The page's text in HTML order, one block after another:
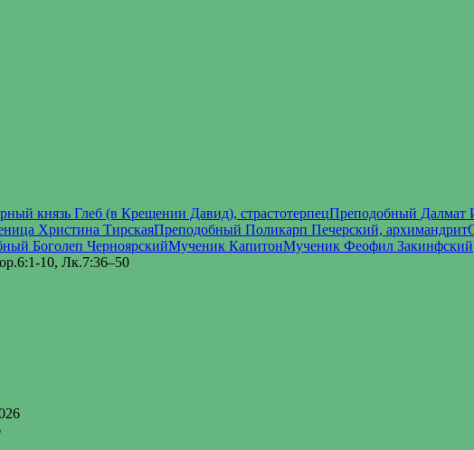
князь Глеб (в Крещении Давид), страстотерпецПреподобный Далмат
Христина ТирскаяПреподобный Поликарп Печерский, архимандрит
Боголеп ЧерноярскийМученик КапитонМученик Феофил Закинфский
10, Лк.7:36–50